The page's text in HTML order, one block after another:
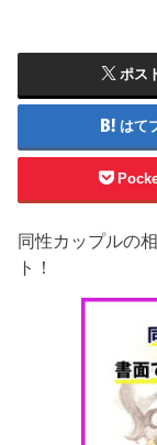
ポス
はて
同性カップルの
ト！